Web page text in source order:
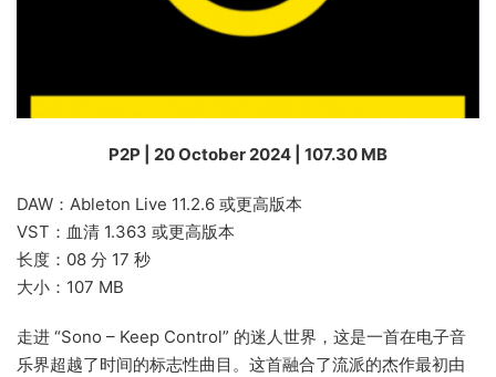
P2P | 20 October 2024 | 107.30 MB
DAW：Ableton Live 11.2.6 或更高版本
VST：血清 1.363 或更高版本
长度：08 分 17 秒
大小：107 MB
走进 “Sono – Keep Control” 的迷人世界，这是一首在电子音
乐界超越了时间的标志性曲目。这首融合了流派的杰作最初由